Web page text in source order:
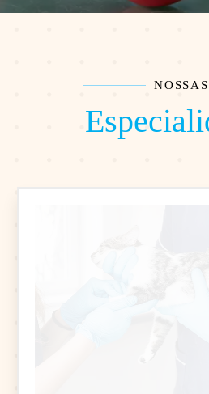
NOSSAS